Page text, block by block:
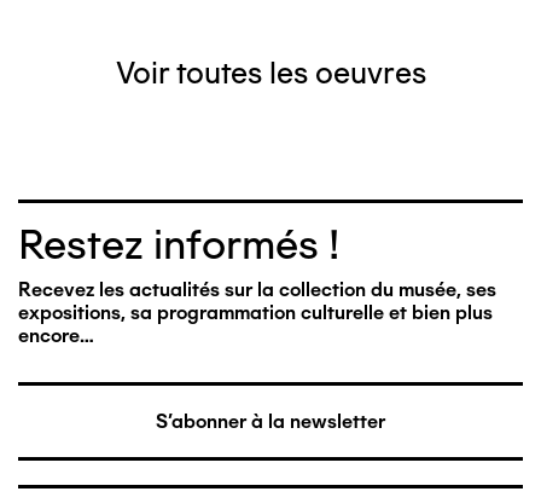
Voir toutes les oeuvres
Restez informés !
Recevez les actualités sur la collection du musée, ses
expositions, sa programmation culturelle et bien plus
encore…
S'abonner à la newsletter